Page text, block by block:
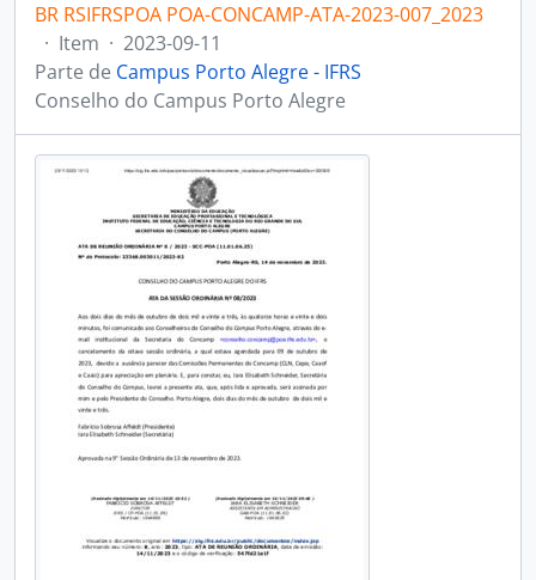
BR RSIFRSPOA POA-CONCAMP-ATA-2023-007_2023
· Item · 2023-09-11
Parte de Campus Porto Alegre - IFRS
Conselho do Campus Porto Alegre